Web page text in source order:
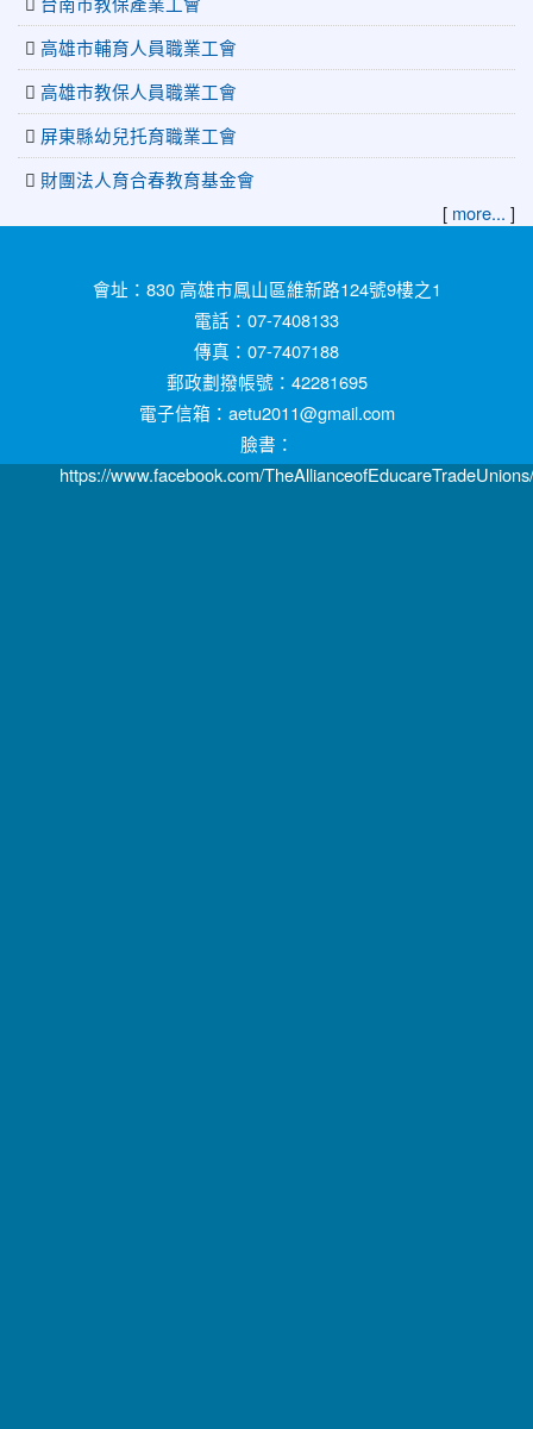
高雄市輔育人員職業工會
高雄市教保人員職業工會
屏東縣幼兒托育職業工會
財團法人育合春教育基金會
[ more... ]
會址：830 高雄市鳳山區維新路124號9樓之1
電話：07-7408133
傳真：07-7407188
郵政劃撥帳號：42281695
電子信箱：aetu2011@gmail.com
臉書：
https://www.facebook.com/TheAllianceofEducareTradeUnions/